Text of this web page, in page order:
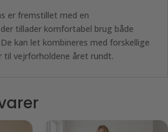
er fremstillet med en
tillader komfortabel brug både
kan let kombineres med forskellige
til vejrforholdene året rundt.